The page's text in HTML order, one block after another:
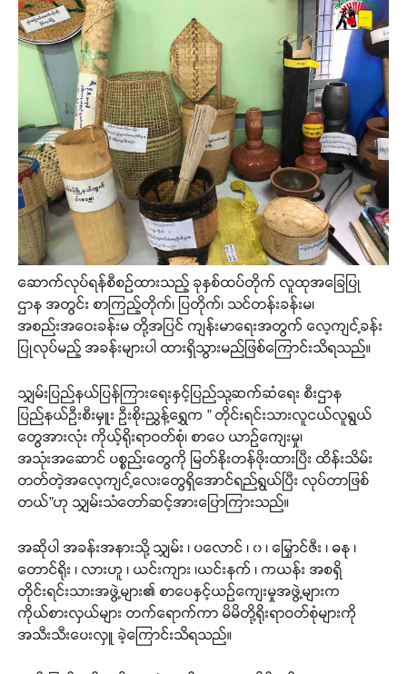
ဆောက်လုပ်ရန်စီစဉ်ထားသည့် ခုနှစ်ထပ်တိုက် လူထုအခြေပြု
ဌာန အတွင်း စာကြည့်တိုက်၊ ပြတိုက်၊ သင်တန်းခန်းမ၊
အစည်းအဝေးခန်းမ တို့အပြင် ကျန်းမာရေးအတွက် လေ့ကျင့်ခန်း
ပြုလုပ်မည့် အခန်းများပါ ထားရှိသွားမည်ဖြစ်ကြောင်းသိရသည်။
သျှမ်းပြည်နယ်ပြန်ကြားရေးနှင့်ပြည်သု့ဆက်ဆံရေး စီးဌာန
ပြည်နယ်ဦးစီးမှူး ဦးစိုးညွှန့်ရွှေက ” တိုင်းရင်းသားလူငယ်လူရွယ်
တွေအားလုံး ကိုယ့်ရိုးရာဝတ်စုံ၊ စာပေ ယာဉ်ကျေးမှု၊
အသုံးအဆောင် ပစ္စည်းတွေကို မြတ်နိုးတန်ဖိုးထားပြီး ထိန်းသိမ်း
တတ်တဲ့အလေ့ကျင့်လေးတွေရှိအောင်ရည်ရွယ်ပြီး လုပ်တာဖြစ်
တယ်”ဟု သျှမ်းသံတော်ဆင့်အားပြောကြားသည်။
အဆိုပါ အခန်းအနားသို့ သျှမ်း ၊ ပလောင် ၊ ၀ ၊ မြှောင်ဇီး ၊ ဓနု ၊
တောင်ရိုး ၊ လားဟူ ၊ ယင်းကျား ၊ယင်းနက် ၊ ကယန်း အစရှိ
တိုင်းရင်းသားအဖွဲ့များ၏ စာပေနှင့်ယဉ်ကျေးမှုအဖွဲ့များက
ကိုယ်စားလှယ်များ တက်ရောက်ကာ မိမိတို့ရိုးရာဝတ်စုံများကို
အသီးသီးပေးလှူ ခဲ့ကြောင်းသိရသည်။